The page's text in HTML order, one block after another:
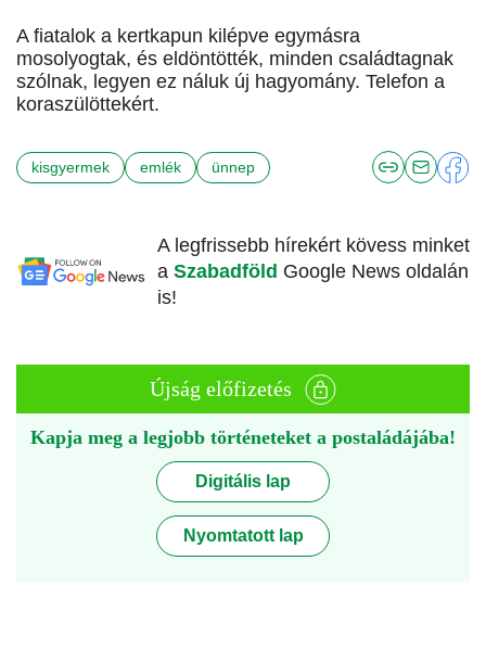
A fiatalok a kertkapun kilépve egymásra
mosolyogtak, és eldöntötték, minden családtagnak
szólnak, legyen ez náluk új hagyomány. Telefon a
koraszülöttekért.
kisgyermek emlék ünnep
A legfrissebb hírekért kövess minket
a Szabadföld Google News oldalán
is!
Újság előfizetés
Kapja meg a legjobb történeteket a postaládájába!
Digitális lap
Nyomtatott lap